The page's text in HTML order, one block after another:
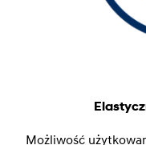
Możliwość